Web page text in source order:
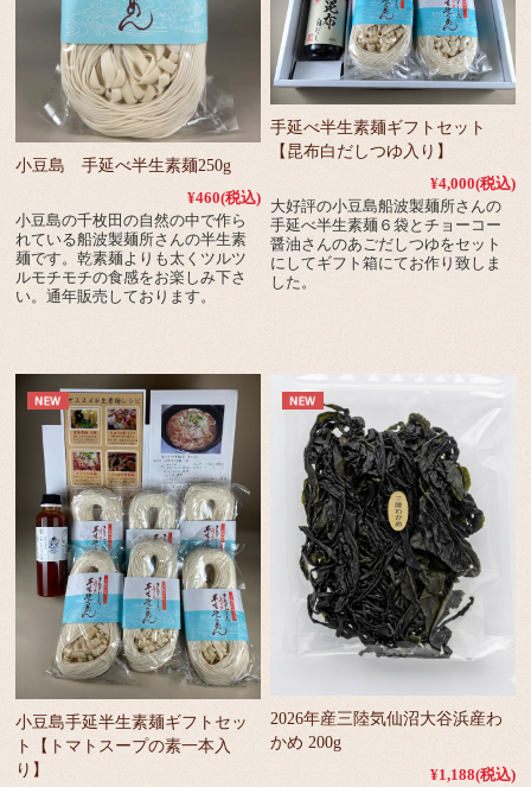
小豆島 手延べ半生素麺250g
¥460(税込)
小豆島の千枚田の自然の中で作ら
れている船波製麺所さんの半生素
麺です。乾素麺よりも太くツルツ
ルモチモチの食感をお楽しみ下さ
い。通年販売しております。
手延べ半生素麺ギフトセット
【昆布白だしつゆ入り】
¥4,000(税込)
大好評の小豆島船波製麺所さんの
手延べ半生素麺６袋とチョーコー
醤油さんのあごだしつゆをセット
にしてギフト箱にてお作り致しま
した。
小豆島手延半生素麺ギフトセッ
ト【トマトスープの素一本入
り】
2026年産三陸気仙沼大谷浜産わ
かめ 200g
¥1,188(税込)